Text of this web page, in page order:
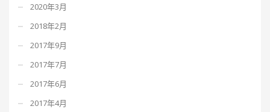
2020年3月
2018年2月
2017年9月
2017年7月
2017年6月
2017年4月